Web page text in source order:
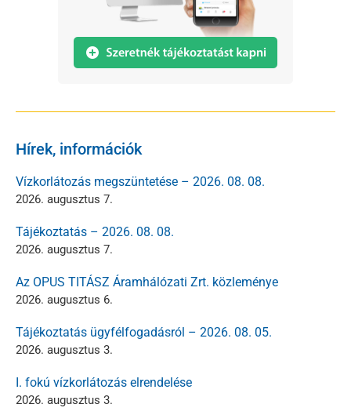
Hírek, információk
Vízkorlátozás megszüntetése – 2026. 08. 08.
2026. augusztus 7.
Tájékoztatás – 2026. 08. 08.
2026. augusztus 7.
Az OPUS TITÁSZ Áramhálózati Zrt. közleménye
2026. augusztus 6.
Tájékoztatás ügyfélfogadásról – 2026. 08. 05.
2026. augusztus 3.
I. fokú vízkorlátozás elrendelése
2026. augusztus 3.